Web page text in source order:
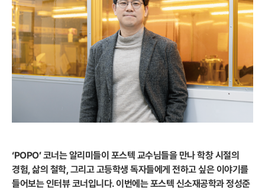
‘POPO’ 코너는 알리미들이 포스텍 교수님들을 만나 학창 시절의
경험, 삶의 철학, 그리고 고등학생 독자들에게 전하고 싶은 이야기를
들어보는 인터뷰 코너입니다. 이번에는 포스텍 신소재공학과 정성준